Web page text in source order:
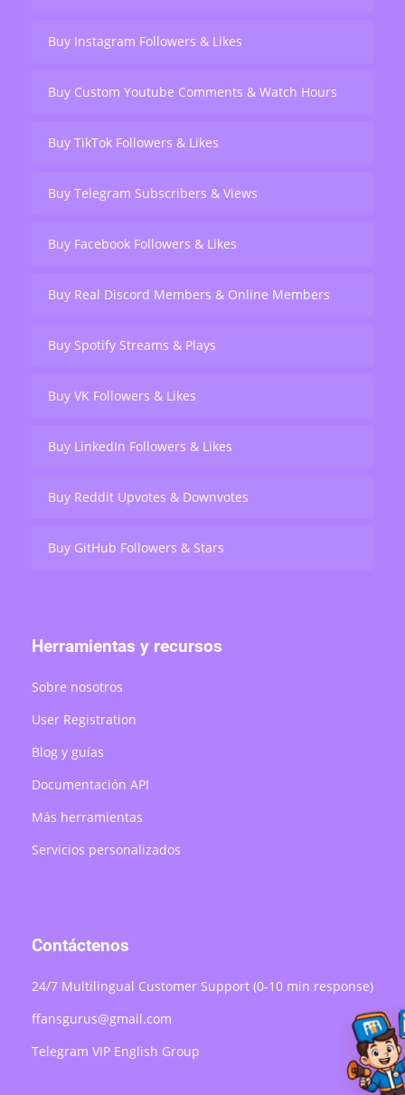
Buy Instagram Followers & Likes
Buy Custom Youtube Comments & Watch Hours
Buy TikTok Followers & Likes
Buy Telegram Subscribers & Views
Buy Facebook Followers & Likes
Buy Real Discord Members & Online Members
Buy Spotify Streams & Plays
Buy VK Followers & Likes
Buy LinkedIn Followers & Likes
Buy Reddit Upvotes & Downvotes
Buy GitHub Followers & Stars
Herramientas y recursos
Sobre nosotros
User Registration
Blog y guías
Documentación API
Más herramientas
Servicios personalizados
Contáctenos
24/7 Multilingual Customer Support (0-10 min response)
ffansgurus@gmail.com
Telegram VIP English Group